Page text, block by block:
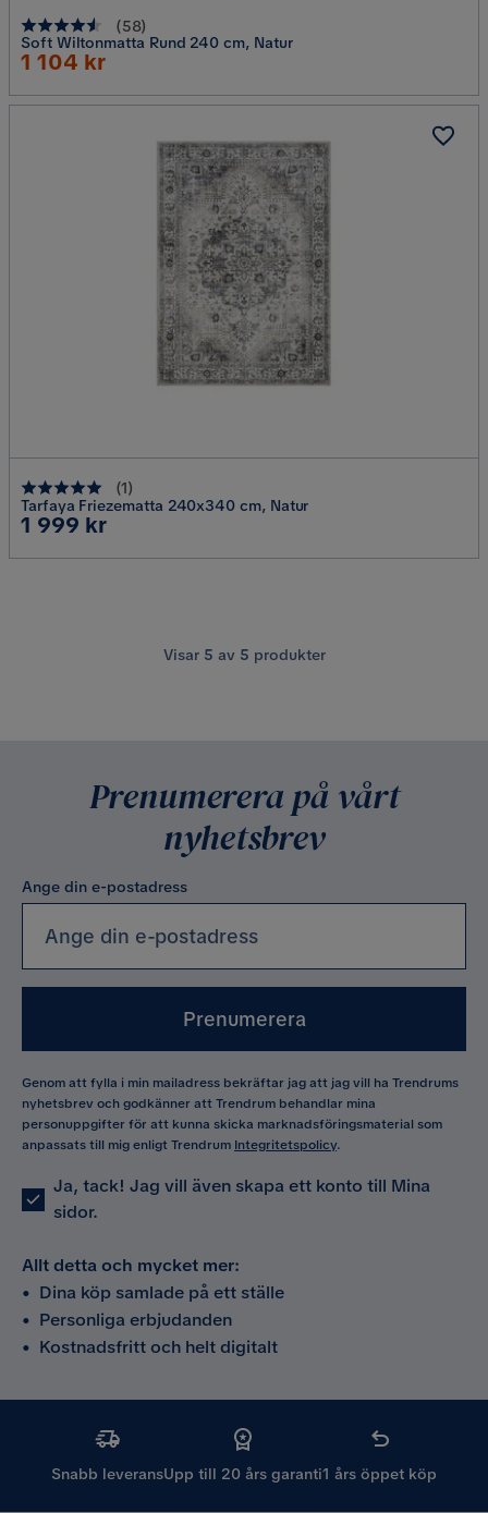
(58)
Soft Wiltonmatta Rund 240 cm, Natur
Rabatterat
1 104 kr
(1)
Tarfaya Friezematta 240x340 cm, Natur
Pris
1 999 kr
Visar 5 av 5 produkter
Prenumerera på vårt
nyhetsbrev
Ange din e-postadress
Prenumerera
Genom att fylla i min mailadress bekräftar jag att jag vill ha Trendrums
nyhetsbrev och godkänner att Trendrum behandlar mina
personuppgifter för att kunna skicka marknadsföringsmaterial som
anpassats till mig enligt Trendrum Integritetspolicy.
Ja, tack! Jag vill även skapa ett konto till Mina
sidor.
Allt detta och mycket mer:
• Dina köp samlade på ett ställe
• Personliga erbjudanden
• Kostnadsfritt och helt digitalt
Snabb leveransUpp till 20 års garanti1 års öppet köp